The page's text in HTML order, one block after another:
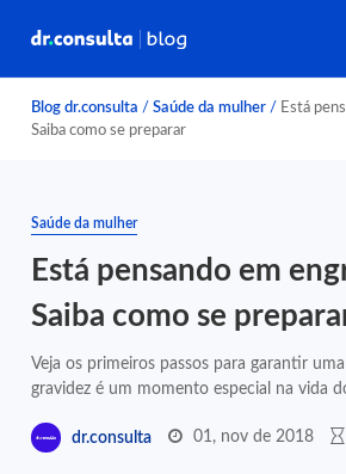
Blog dr.consulta / Saúde da mulher / Está
Saiba como se preparar
Saúde da mulher
Está pensando em
Saiba como se
Veja os primeiros passos para garantir
gravidez é um momento especial na vida
dr.consulta 01, nov de 2018